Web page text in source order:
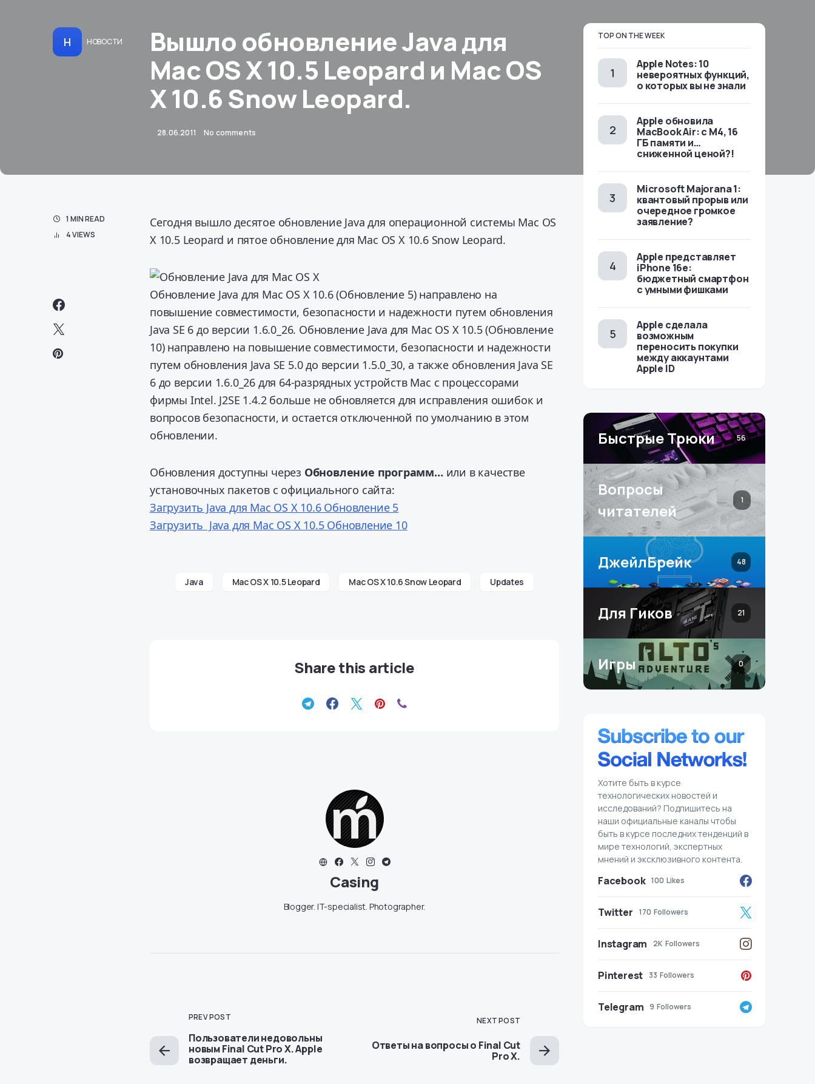
Н НОВОСТИ
Вышло обновление Java для
Mac OS X 10.5 Leopard и Mac OS
X 10.6 Snow Leopard.
28.06.2011 No comments
1 MIN READ
4 VIEWS
Сегодня вышло десятое обновление Java для операционной системы Mac OS
X 10.5 Leopard и пятое обновление для Mac OS X 10.6 Snow Leopard.
Обновление Java для Mac OS X 10.6 (Обновление 5) направлено на
повышение совместимости, безопасности и надежности путем обновления
Java SE 6 до версии 1.6.0_26. Обновление Java для Mac OS X 10.5 (Обновление
10) направлено на повышение совместимости, безопасности и надежности
путем обновления Java SE 5.0 до версии 1.5.0_30, а также обновления Java SE
6 до версии 1.6.0_26 для 64-разрядных устройств Mac с процессорами
фирмы Intel. J2SE 1.4.2 больше не обновляется для исправления ошибок и
вопросов безопасности, и остается отключенной по умолчанию в этом
обновлении.
Обновления доступны через Обновление программ… или в качестве
установочных пакетов с официального сайта:
Загрузить Java для Mac OS X 10.6 Обновление 5
Загрузить Java для Mac OS X 10.5 Обновление 10
Java Mac OS X 10.5 Leopard Mac OS X 10.6 Snow Leopard Updates
Share this article
Casing
Blogger. IT-specialist. Photographer.
PREV POST
Пользователи недовольны
новым Final Cut Pro X. Apple
возвращает деньги.
NEXT POST
Ответы на вопросы о Final Cut
Pro X.
TOP ON THE WEEK
Apple Notes: 10
невероятных функций,
о которых вы не знали
Apple обновила
MacBook Air: с M4, 16
ГБ памяти и…
сниженной ценой?!
Microsoft Majorana 1:
квантовый прорыв или
очередное громкое
заявление?
Apple представляет
iPhone 16e:
бюджетный смартфон
с умными фишками
Apple сделала
возможным
переносить покупки
между аккаунтами
Apple ID
Быстрые Трюки 56
Вопросы
читателей
1
ДжейлБрейк 48
Для Гиков 21
Игры 0
Хотите быть в курсе
технологических новостей и
исследований? Подпишитесь на
наши официальные каналы чтобы
быть в курсе последних тенденций в
мире технологий, экспертных
мнений и эксклюзивного контента.
Facebook 100 Likes
Twitter 170 Followers
Instagram 2K Followers
Pinterest 33 Followers
Telegram 9 Followers